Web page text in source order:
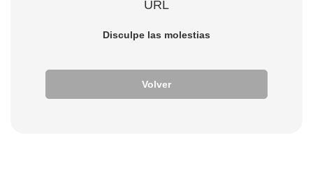
URL
Disculpe las molestias
Volver